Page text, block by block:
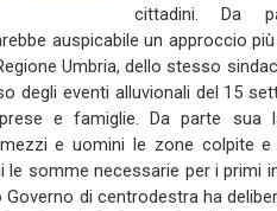
cittadini. Da
auspicabile un approccio
Umbria, dello stesso
degli eventi alluvionali del 15
e famiglie. Da parte sua
e uomini le zone colpite
somme necessarie per i primi
di centrodestra ha